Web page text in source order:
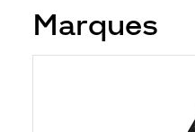
Marques